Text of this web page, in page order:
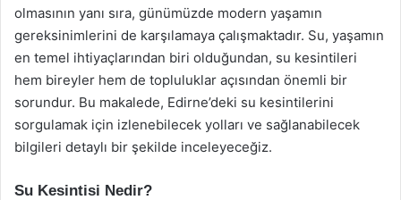
olmasının yanı sıra, günümüzde modern yaşamın
gereksinimlerini de karşılamaya çalışmaktadır. Su, yaşamın
en temel ihtiyaçlarından biri olduğundan, su kesintileri
hem bireyler hem de topluluklar açısından önemli bir
sorundur. Bu makalede, Edirne’deki su kesintilerini
sorgulamak için izlenebilecek yolları ve sağlanabilecek
bilgileri detaylı bir şekilde inceleyeceğiz.
Su Kesintisi Nedir?